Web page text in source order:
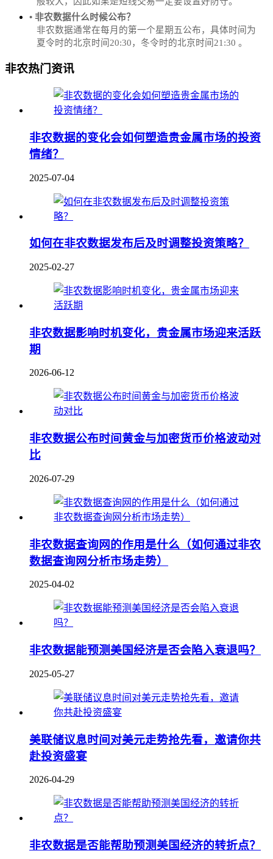
• 非农数据什么时候公布？
‌非农数据通常在每月的第一个星期五公布，具体时间为
夏令时的北京时间20:30，冬令时的北京时间21:30‌‌ 。
非农热门资讯
非农数据的变化会如何塑造贵金属市场的投资
情绪？
2025-07-04
如何在非农数据发布后及时调整投资策略？
2025-02-27
非农数据影响时机变化，贵金属市场迎来活跃
期
2026-06-12
非农数据公布时间黄金与加密货币价格波动对
比
2026-07-29
非农数据查询网的作用是什么（如何通过非农
数据查询网分析市场走势）
2025-04-02
非农数据能预测美国经济是否会陷入衰退吗？
2025-05-27
美联储议息时间对美元走势抢先看，邀请你共
赴投资盛宴
2026-04-29
非农数据是否能帮助预测美国经济的转折点？